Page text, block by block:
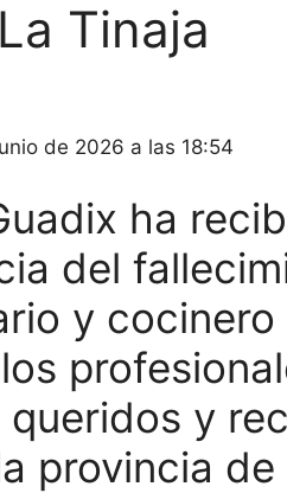
Tinaja
de 2026 a las 18:54
ha
del
y cocinero
y
provincia de